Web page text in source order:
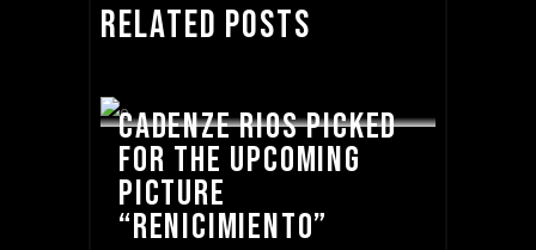
RELATED POSTS
CADENZE RIOS PICKED
FOR THE UPCOMING
PICTURE
“RENICIMIENTO”